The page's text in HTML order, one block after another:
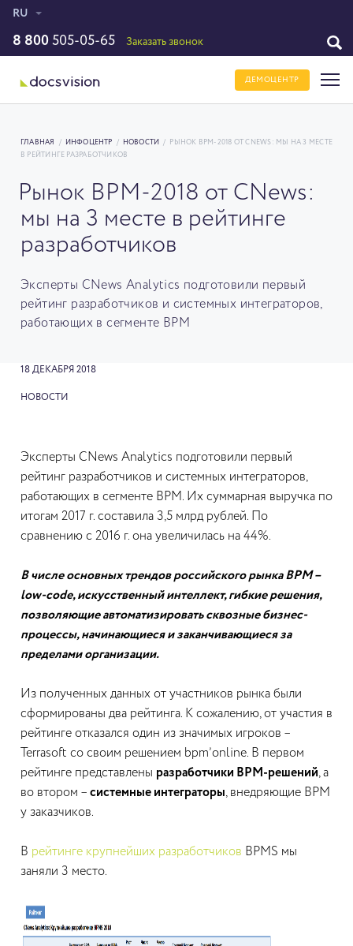
RU
8 800 505-05-65 Заказать звонок
ДЕМОЦЕНТР
ГЛАВНАЯ / ИНФОЦЕНТР / НОВОСТИ /
РЫНОК BPM-2018 ОТ CNEWS: МЫ НА 3 МЕСТЕ
В РЕЙТИНГЕ РАЗРАБОТЧИКОВ
Рынок BPM-2018 от CNews:
мы на 3 месте в рейтинге
разработчиков
Эксперты CNews Analytics подготовили первый
рейтинг разработчиков и системных интеграторов,
работающих в сегменте BPM
18 ДЕКАБРЯ 2018
НОВОСТИ
Эксперты CNews Analytics подготовили первый
рейтинг разработчиков и системных интеграторов,
работающих в сегменте BPM. Их суммарная выручка по
итогам 2017 г. составила 3,5 млрд рублей. По
сравнению с 2016 г. она увеличилась на 44%.
В числе основных трендов российского рынка BPM –
low-code, искусственный интеллект, гибкие решения,
позволяющие автоматизировать сквозные бизнес-
процессы, начинающиеся и заканчивающиеся за
пределами организации.
Из полученных данных от участников рынка были
сформированы два рейтинга. К сожалению, от участия в
рейтинге отказался один из значимых игроков –
Terrasoft со своим решением bpm’online. В первом
рейтинге представлены разработчики BPM-решений, а
во втором – системные интеграторы, внедряющие BPM
у заказчиков.
В рейтинге крупнейших разработчиков BPMS мы
заняли 3 место.